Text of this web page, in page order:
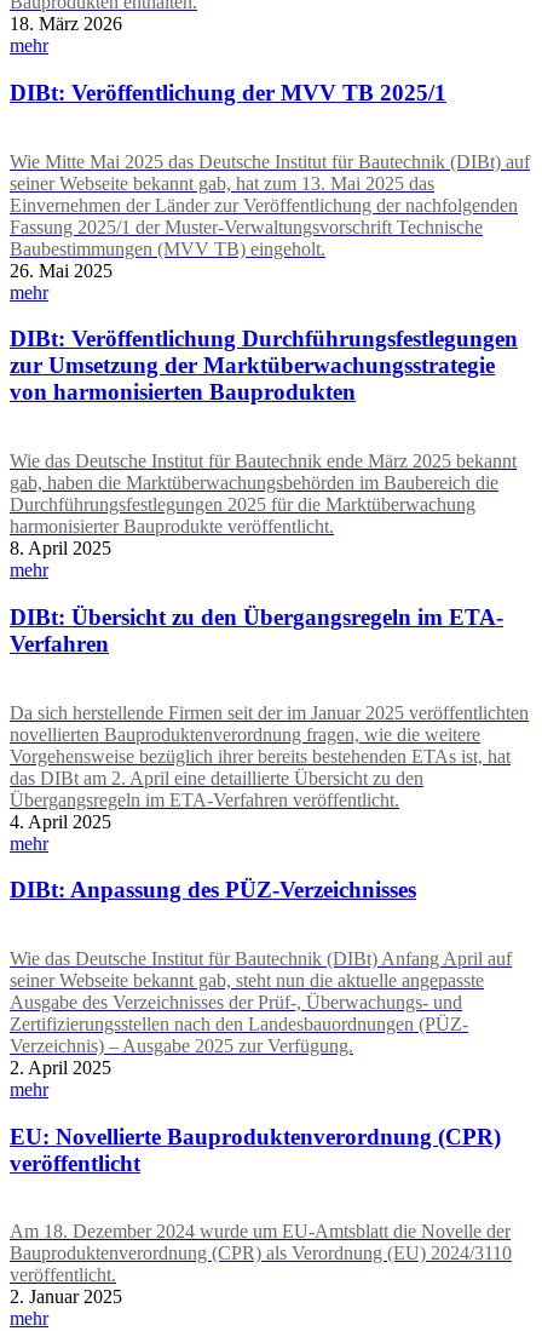
18. März 2026
mehr
DIBt: Veröffentlichung der MVV TB 2025/1
Wie Mitte Mai 2025 das Deutsche Institut für Bautechnik (DIBt) auf
seiner Webseite bekannt gab, hat zum 13. Mai 2025 das
Einvernehmen der Länder zur Veröffentlichung der nachfolgenden
Fassung 2025/1 der Muster-Verwaltungsvorschrift Technische
Baubestimmungen (MVV TB) eingeholt.
26. Mai 2025
mehr
DIBt: Veröffentlichung Durchführungsfestlegungen
zur Umsetzung der Marktüberwachungsstrategie
von harmonisierten Bauprodukten
Wie das Deutsche Institut für Bautechnik ende März 2025 bekannt
gab, haben die Marktüberwachungsbehörden im Baubereich die
Durchführungsfestlegungen 2025 für die Marktüberwachung
harmonisierter Bauprodukte veröffentlicht.
8. April 2025
mehr
DIBt: Übersicht zu den Übergangsregeln im ETA-
Verfahren
Da sich herstellende Firmen seit der im Januar 2025 veröffentlichten
novellierten Bauproduktenverordnung fragen, wie die weitere
Vorgehensweise bezüglich ihrer bereits bestehenden ETAs ist, hat
das DIBt am 2. April eine detaillierte Übersicht zu den
Übergangsregeln im ETA-Verfahren veröffentlicht.
4. April 2025
mehr
DIBt: Anpassung des PÜZ-Verzeichnisses
Wie das Deutsche Institut für Bautechnik (DIBt) Anfang April auf
seiner Webseite bekannt gab, steht nun die aktuelle angepasste
Ausgabe des Verzeichnisses der Prüf-, Überwachungs- und
Zertifizierungsstellen nach den Landesbauordnungen (PÜZ-
Verzeichnis) – Ausgabe 2025 zur Verfügung.
2. April 2025
mehr
EU: Novellierte Bauproduktenverordnung (CPR)
veröffentlicht
Am 18. Dezember 2024 wurde um EU-Amtsblatt die Novelle der
Bauproduktenverordnung (CPR) als Verordnung (EU) 2024/3110
veröffentlicht.
2. Januar 2025
mehr